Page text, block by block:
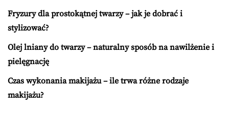
Fryzury dla prostokątnej twarzy – jak je dobrać i
stylizować?
Olej lniany do twarzy – naturalny sposób na nawilżenie i
pielęgnację
Czas wykonania makijażu – ile trwa różne rodzaje
makijażu?